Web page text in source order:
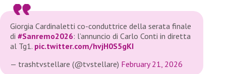
Giorgia Cardinaletti co-conduttrice della serata finale
di #Sanremo2026: l’annuncio di Carlo Conti in diretta
al Tg1. pic.twitter.com/hvjH0S5gKI
— trashtvstellare (@tvstellare) February 21, 2026